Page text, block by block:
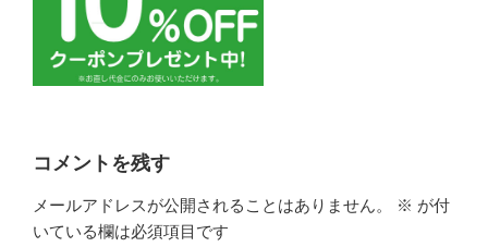
コメントを残す
メールアドレスが公開されることはありません。 ※ が付
いている欄は必須項目です